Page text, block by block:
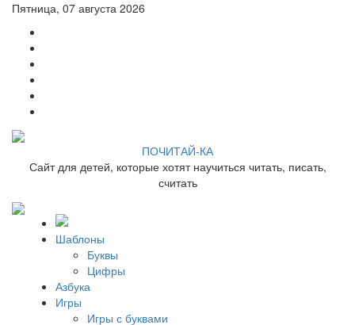
Пятница, 07 августа 2026
ПОЧИТАЙ-КА
Сайт для детей, которые хотят научиться читать, писать,
считать
Шаблоны
Буквы
Цифры
Азбука
Игры
Игры с буквами